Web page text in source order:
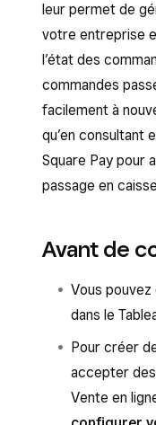
leur permet de
votre entreprise
l’état des
commandes
facilement à
qu’en consultant
Square Pay pour
passage en
Avant de
Vous
dans le
Pour créer
accepter des
Vente en